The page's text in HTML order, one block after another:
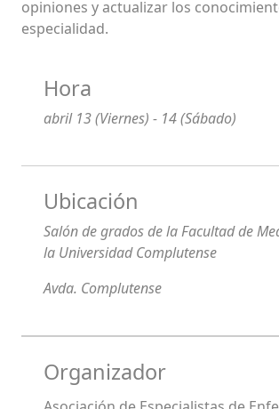
opiniones y actualizar los
especialidad.
Hora
abril 13 (Viernes) - 14 (Sábado)
Ubicación
Salón de grados de la Facultad de
la Universidad Complutense
Avda. Complutense
Organizador